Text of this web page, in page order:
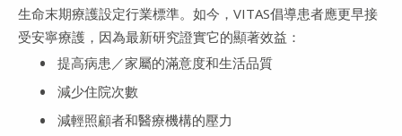
生命末期療護設定行業標準。如今，VITAS倡導患者應更早接
受安寧療護，因為最新研究證實它的顯著效益：
提高病患／家屬的滿意度和生活品質
減少住院次數
減輕照顧者和醫療機構的壓力